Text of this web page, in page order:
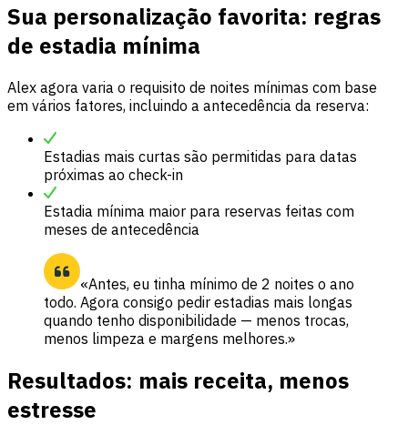
Sua personalização favorita: regras
de estadia mínima
Alex agora varia o requisito de noites mínimas com base
em vários fatores, incluindo a antecedência da reserva:
Estadias mais curtas são permitidas para datas
próximas ao check-in
Estadia mínima maior para reservas feitas com
meses de antecedência
«Antes, eu tinha mínimo de 2 noites o ano
todo. Agora consigo pedir estadias mais longas
quando tenho disponibilidade — menos trocas,
menos limpeza e margens melhores.»
Resultados: mais receita, menos
estresse